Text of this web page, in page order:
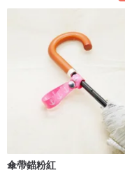
傘帶錨粉紅